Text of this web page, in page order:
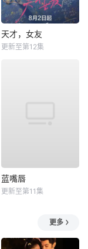
天才，女友
更新至第12集
蓝嘴唇
更新至第11集
更多